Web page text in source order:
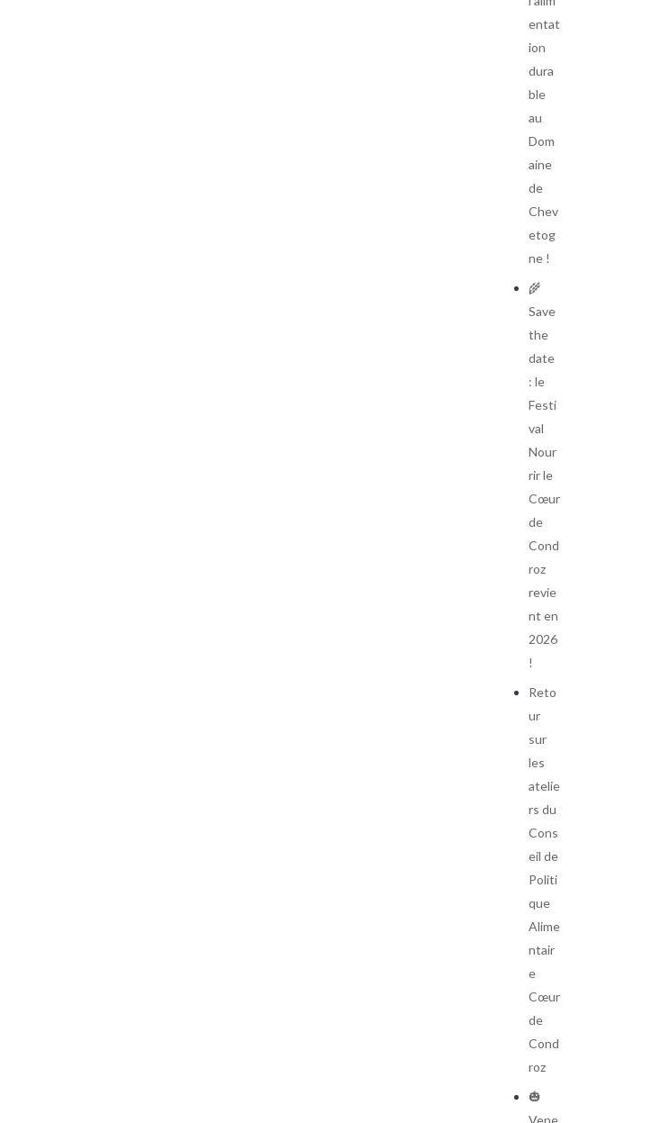
entat
ion
dura
ble
au
Dom
aine
de
Chev
etog
ne !
🌾
Save
the
date
: le
Festi
val
Nour
rir le
Cœur
de
Cond
roz
revie
nt en
2026
!
Reto
ur
sur
les
atelie
rs du
Cons
eil de
Politi
que
Alime
ntair
e
Cœur
de
Cond
roz
🎃
Vene